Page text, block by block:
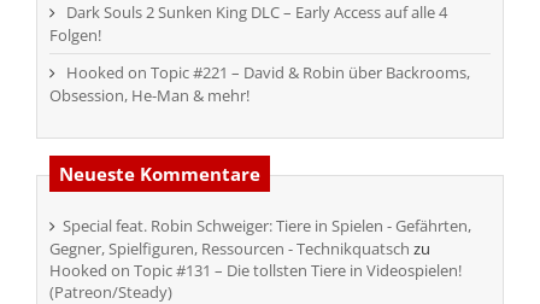
Dark Souls 2 Sunken King DLC – Early Access auf alle 4
Folgen!
Hooked on Topic #221 – David & Robin über Backrooms,
Obsession, He-Man & mehr!
Neueste Kommentare
Special feat. Robin Schweiger: Tiere in Spielen - Gefährten,
Gegner, Spielfiguren, Ressourcen - Technikquatsch zu
Hooked on Topic #131 – Die tollsten Tiere in Videospielen!
(Patreon/Steady)